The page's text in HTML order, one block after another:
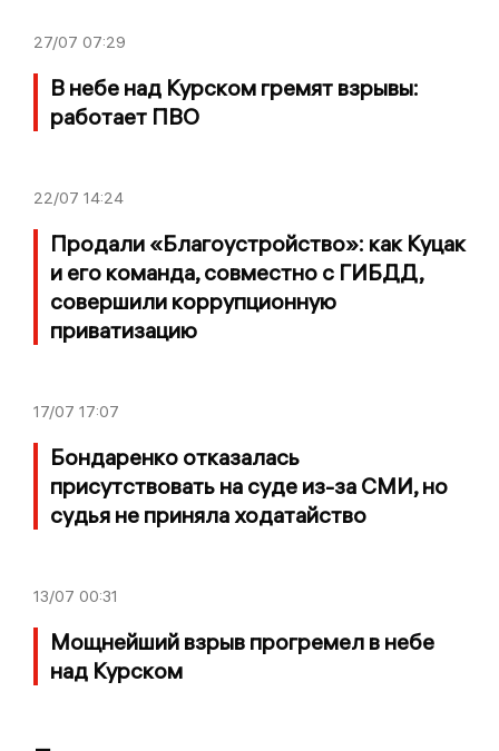
27/07 07:29
В небе над Курском гремят взрывы:
работает ПВО
22/07 14:24
Продали «Благоустройство»: как Куцак
и его команда, совместно с ГИБДД,
совершили коррупционную
приватизацию
17/07 17:07
Бондаренко отказалась
присутствовать на суде из-за СМИ, но
судья не приняла ходатайство
13/07 00:31
Мощнейший взрыв прогремел в небе
над Курском